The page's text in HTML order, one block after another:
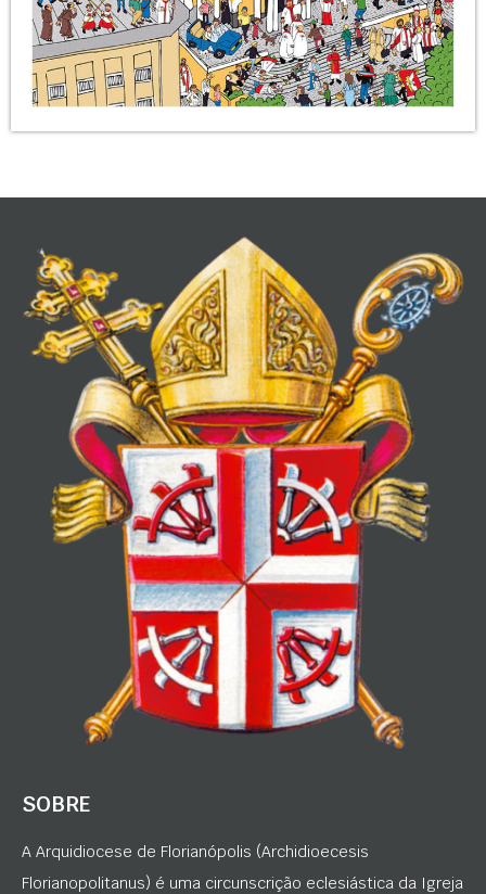
SOBRE
A Arquidiocese de Florianópolis (Archidioecesis
Florianopolitanus) é uma circunscrição eclesiástica da Igreja